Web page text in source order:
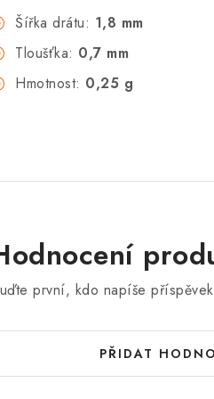
Šířka drátu: 1,8 mm
Tloušťka: 0,7 mm
Hmotnost: 0,25 g
první, kdo napíše
PŘIDAT